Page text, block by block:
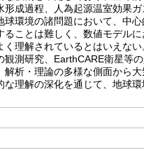
成過程、⼈為起源温室効果
環境の諸問題において、中
ことは難しく、数値モデル
理解されているとはいえな
測研究、EarthCARE衛星等
析・理論の多様な側⾯から
理解の深化を通じて、地球